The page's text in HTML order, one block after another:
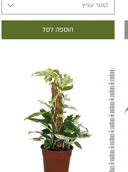
קוטר עציץ
הוספה לסל